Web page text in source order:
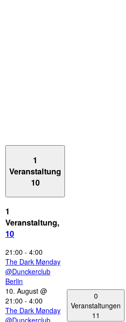
1
Veranstaltung
10
1
Veranstaltung,
10
21:00 - 4:00
The Dark Mønday
@Dunckerclub
Berlin
10. August @
21:00 - 4:00
The Dark Mønday
@Dunckerclub
0
Veranstaltungen
11